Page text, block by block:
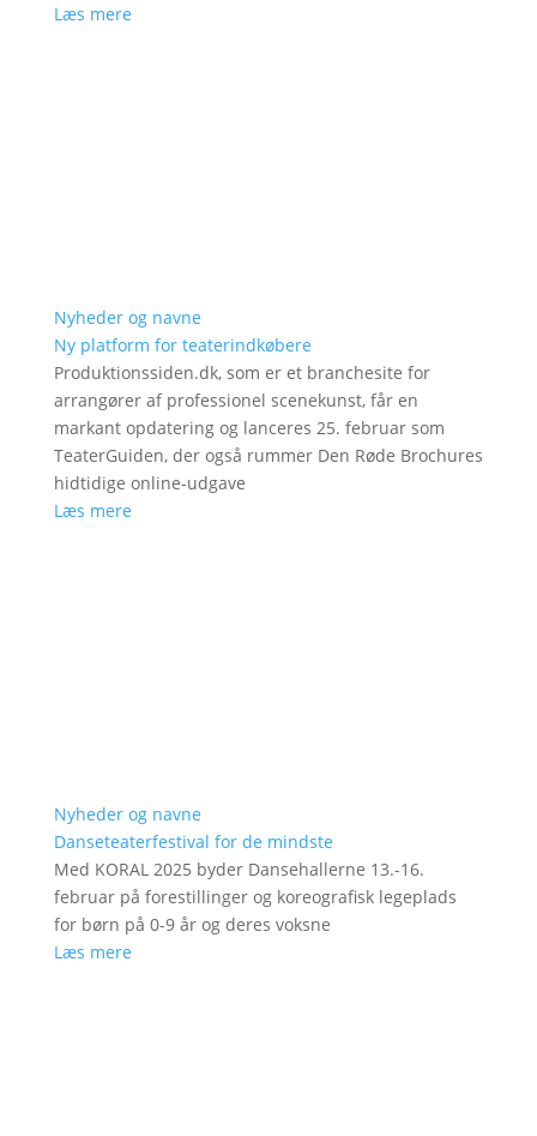
Læs mere
Nyheder og navne
Ny platform for teaterindkøbere
Produktionssiden.dk, som er et branchesite for
arrangører af professionel scenekunst, får en
markant opdatering og lanceres 25. februar som
TeaterGuiden, der også rummer Den Røde Brochures
hidtidige online-udgave
Læs mere
Nyheder og navne
Danseteaterfestival for de mindste
Med KORAL 2025 byder Dansehallerne 13.-16.
februar på forestillinger og koreografisk legeplads
for børn på 0-9 år og deres voksne
Læs mere